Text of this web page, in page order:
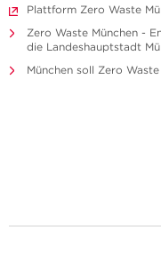
Plattform Zero Waste
Zero Waste München -
die Landeshauptstadt
München soll Zero